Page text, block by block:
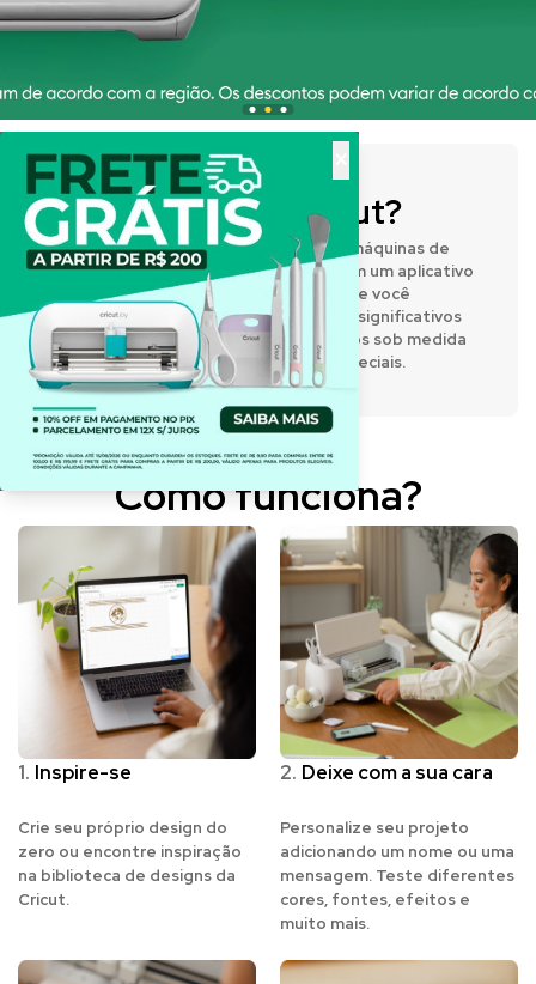
O que é a Cricut?
A Cricut® fabrica prensas térmicas e máquinas de
corte inteligentes que funcionam com um aplicativo
de design fácil de usar, permitindo que você
expresse sua criatividade e crie itens significativos
e personalizados. Desenvolva projetos sob medida
para o dia a dia e para momentos especiais.
Como funciona?
1. Inspire-se
Crie seu próprio design do
zero ou encontre inspiração
na biblioteca de designs da
Cricut.
2. Deixe com a sua cara
Personalize seu projeto
adicionando um nome ou uma
mensagem. Teste diferentes
cores, fontes, efeitos e
muito mais.